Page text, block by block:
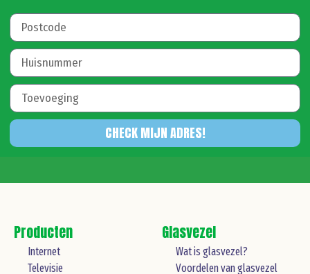
CHECK MIJN ADRES!
Producten
Internet
Televisie
Glasvezel
Wat is glasvezel?
Voordelen van glasvezel